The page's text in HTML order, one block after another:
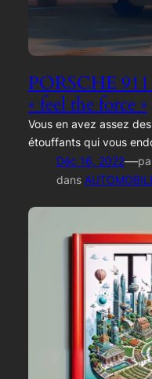
PORSCHE
« feel the force »
Vous en avez assez
étouffants qui vous
Déc 16, 2022—
dans